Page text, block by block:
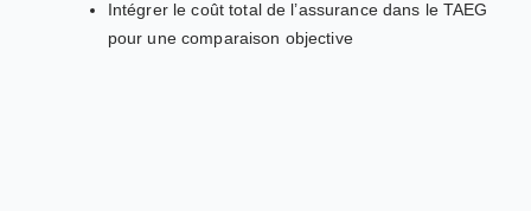
Intégrer le coût total de l’assurance dans le TAEG
pour une comparaison objective